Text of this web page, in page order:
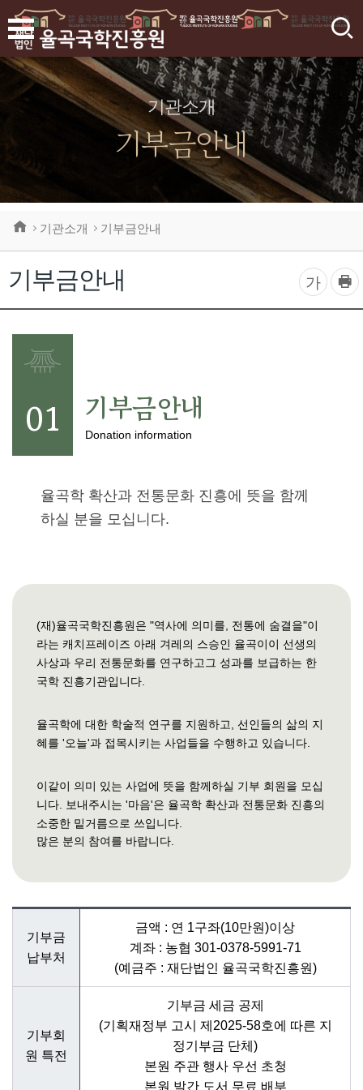
검
기관소개
기부금안내
기부금안내
기관소개 기부금안내
글
자
가
프
린
트
01 기부금안내
Donation information
율곡학 확산과 전통문화 진흥에 뜻을 함께
하실 분을 모십니다.
(재)율곡국학진흥원은 "역사에 의미를, 전통에 숨결을"이
라는 캐치프레이즈 아래 겨레의 스승인 율곡이이 선생의
사상과 우리 전통문화를 연구하고그 성과를 보급하는 한
국학 진흥기관입니다.
율곡학에 대한 학술적 연구를 지원하고, 선인들의 삶의 지
혜를 '오늘'과 접목시키는 사업들을 수행하고 있습니다.
이같이 의미 있는 사업에 뜻을 함께하실 기부 회원을 모십
니다. 보내주시는 '마음'은 율곡학 확산과 전통문화 진흥의
소중한 밑거름으로 쓰입니다.
많은 분의 참여를 바랍니다.
기부금
납부처
금액 : 연 1구좌(10만원)이상
계좌 : 농협 301-0378-5991-71
(예금주 : 재단법인 율곡국학진흥원)
기부회
원 특전
기부금 세금 공제
(기획재정부 고시 제2025-58호에 따른 지
정기부금 단체)
본원 주관 행사 우선 초청
본원 발간 도서 무료 배부